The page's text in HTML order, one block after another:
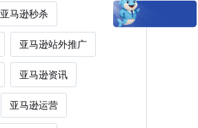
亚马逊秒杀
亚马逊站外推广
亚马逊资讯
亚马逊运营